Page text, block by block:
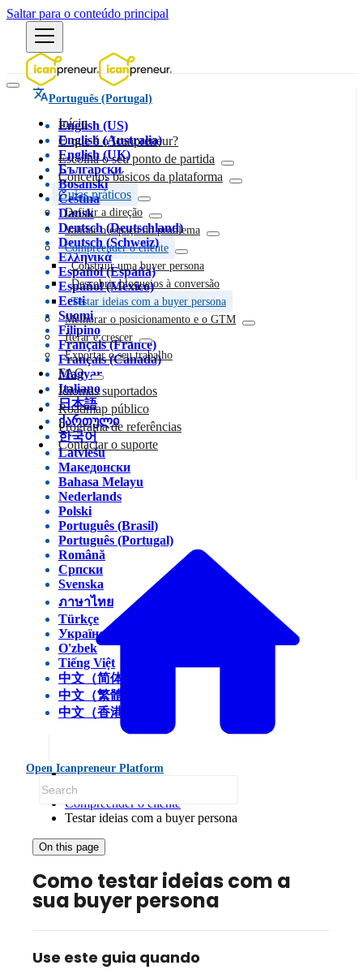
Saltar para o conteúdo principal
Português (Portugal)
English (US)
English (Australia)
English (UK)
Български
Bosanski
Čeština
Dansk
Deutsch (Deutschland)
Deutsch (Schweiz)
Ελληνικά
Español (España)
Español (México)
Eesti
Suomi
Filipino
Français (France)
Français (Canada)
Magyar
Italiano
日本語
ქართული
한국어
Latviešu
Македонски
Bahasa Melayu
Nederlands
Polski
Português (Brasil)
Português (Portugal)
Română
Српски
Svenska
ภาษาไทย
Türkçe
Українська
O'zbek
Tiếng Việt
中文（简体）
中文（繁體）
中文（香港）
Open Icanpreneur Platform
Início
O que é o Icanpreneur?
Escolha o seu ponto de partida
Conceitos básicos da plataforma
Guias práticos
Definir a direção
Validar o espaço do problema
Compreender o cliente
Construir uma buyer persona
Descobrir bloqueios à conversão
Testar ideias com a buyer persona
Melhorar o posicionamento e o GTM
Iterar e crescer
Exportar o seu trabalho
FAQ
Idiomas suportados
Roadmap público
Programa de referências
Contactar o suporte
Guias práticos
Compreender o cliente
Testar ideias com a buyer persona
On this page
Como testar ideias com a
sua buyer persona
Use este guia quando